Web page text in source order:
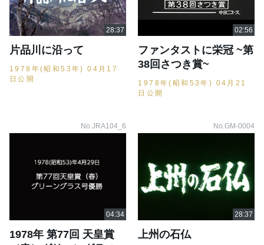
片品川に沿って
1978年(昭和53年) 04月17
日公開
ファンタストに栄冠 ~第
38回さつき賞~
1978年(昭和53年) 04月21
日公開
No.JRA104_6
1978年 第77回 天皇賞
No.GM-0004
上州の石仏